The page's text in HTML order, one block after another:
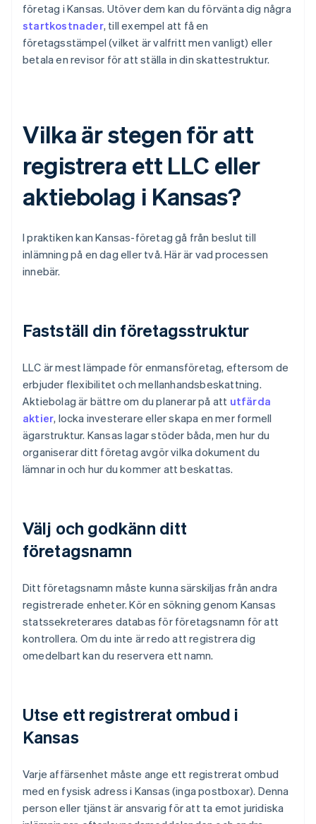
företag i Kansas. Utöver dem kan du förvänta dig några
startkostnader, till exempel att få en
företagsstämpel (vilket är valfritt men vanligt) eller
betala en revisor för att ställa in din skattestruktur.
Vilka är stegen för att
registrera ett LLC eller
aktiebolag i Kansas?
I praktiken kan Kansas-företag gå från beslut till
inlämning på en dag eller två. Här är vad processen
innebär.
Fastställ din företagsstruktur
LLC är mest lämpade för enmansföretag, eftersom de
erbjuder flexibilitet och mellanhandsbeskattning.
Aktiebolag är bättre om du planerar på att utfärda
aktier, locka investerare eller skapa en mer formell
ägarstruktur. Kansas lagar stöder båda, men hur du
organiserar ditt företag avgör vilka dokument du
lämnar in och hur du kommer att beskattas.
Välj och godkänn ditt
företagsnamn
Ditt företagsnamn måste kunna särskiljas från andra
registrerade enheter. Kör en sökning genom Kansas
statssekreterares databas för företagsnamn för att
kontrollera. Om du inte är redo att registrera dig
omedelbart kan du reservera ett namn.
Utse ett registrerat ombud i
Kansas
Varje affärsenhet måste ange ett registrerat ombud
med en fysisk adress i Kansas (inga postboxar). Denna
person eller tjänst är ansvarig för att ta emot juridiska